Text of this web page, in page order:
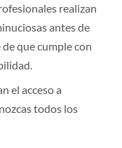
realizan
antes de
que cumple con
el acceso a
todos los